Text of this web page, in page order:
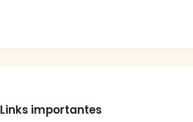
Links importantes